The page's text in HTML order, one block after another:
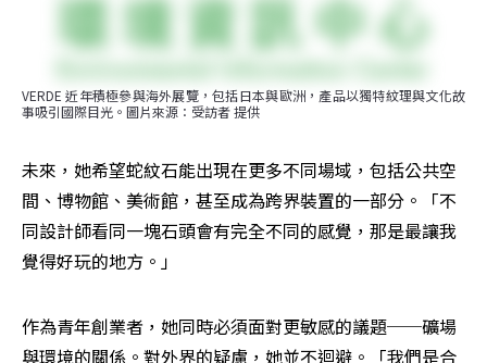
VERDE 近年積極參與海外展覽，包括日本與歐洲，產品以獨特紋理與文化故
事吸引國際目光。圖片來源：受訪者 提供
未來，她希望蛇紋石能出現在更多不同場域，包括公共空
間、博物館、美術館，甚至成為跨界裝置的一部分。「不
同設計師看同一塊石頭會有完全不同的感覺，那是最讓我
覺得好玩的地方。」
作為青年創業者，她同時必須面對更敏感的議題──礦場
與環境的關係。對外界的疑慮，她並不迴避。「我們是合